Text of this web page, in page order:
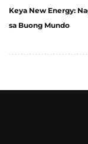
Keya New Energy:
sa Buong Mundo